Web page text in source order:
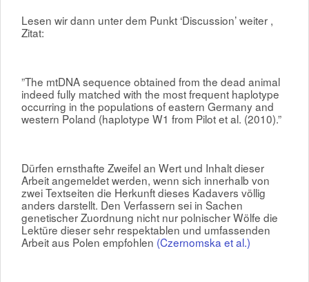
Lesen wir dann unter dem Punkt ‘Discussion’ weiter ,
Zitat:
”The mtDNA sequence obtained from the dead animal
indeed fully matched with the most frequent haplotype
occurring in the populations of eastern Germany and
western Poland (haplotype W1 from Pilot et al. (2010).”
Dürfen ernsthafte Zweifel an Wert und Inhalt dieser
Arbeit angemeldet werden, wenn sich innerhalb von
zwei Textseiten die Herkunft dieses Kadavers völlig
anders darstellt. Den Verfassern sei in Sachen
genetischer Zuordnung nicht nur polnischer Wölfe die
Lektüre dieser sehr respektablen und umfassenden
Arbeit aus Polen empfohlen (Czernomska et al.)